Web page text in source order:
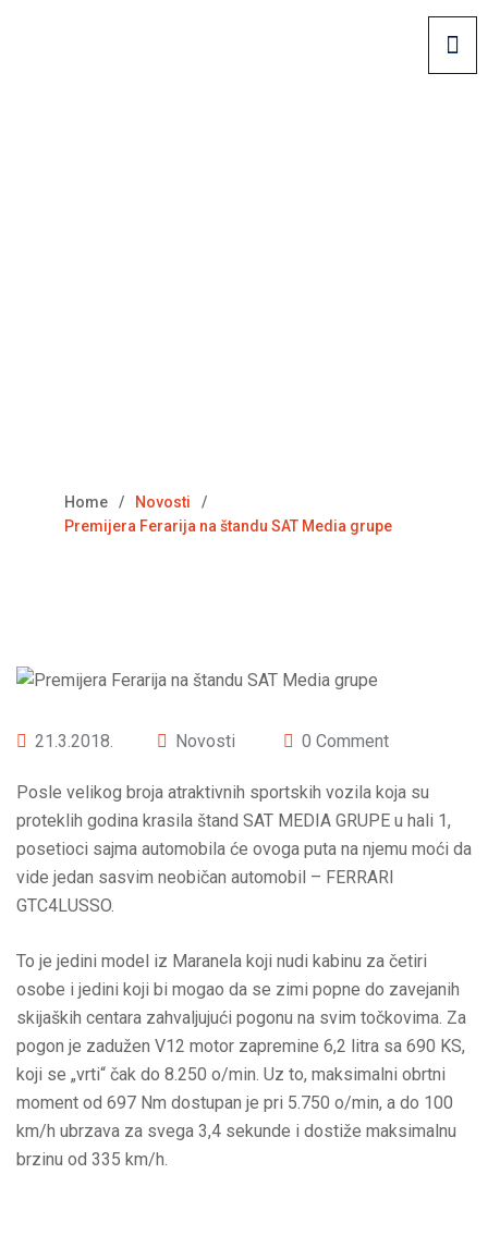
Home
Novosti
Premijera Ferarija na štandu SAT Media grupe
21.3.2018. Novosti 0 Comment
Posle velikog broja atraktivnih sportskih vozila koja su
proteklih godina krasila štand SAT MEDIA GRUPE u hali 1,
posetioci sajma automobila će ovoga puta na njemu moći da
vide jedan sasvim neobičan automobil – FERRARI
GTC4LUSSO.
To je jedini model iz Maranela koji nudi kabinu za četiri
osobe i jedini koji bi mogao da se zimi popne do zavejanih
skijaških centara zahvaljujući pogonu na svim točkovima. Za
pogon je zadužen V12 motor zapremine 6,2 litra sa 690 KS,
koji se „vrti“ čak do 8.250 o/min. Uz to, maksimalni obrtni
moment od 697 Nm dostupan je pri 5.750 o/min, a do 100
km/h ubrzava za svega 3,4 sekunde i dostiže maksimalnu
brzinu od 335 km/h.